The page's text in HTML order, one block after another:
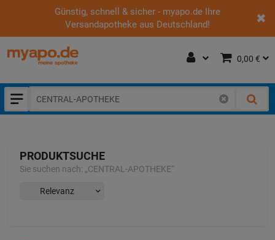
Günstig, schnell & sicher - myapo.de Ihre
Versandapotheke aus Deutschland!
0,00 €
PRODUKTSUCHE
Sie suchen nach: „CENTRAL-APOTHEKE“